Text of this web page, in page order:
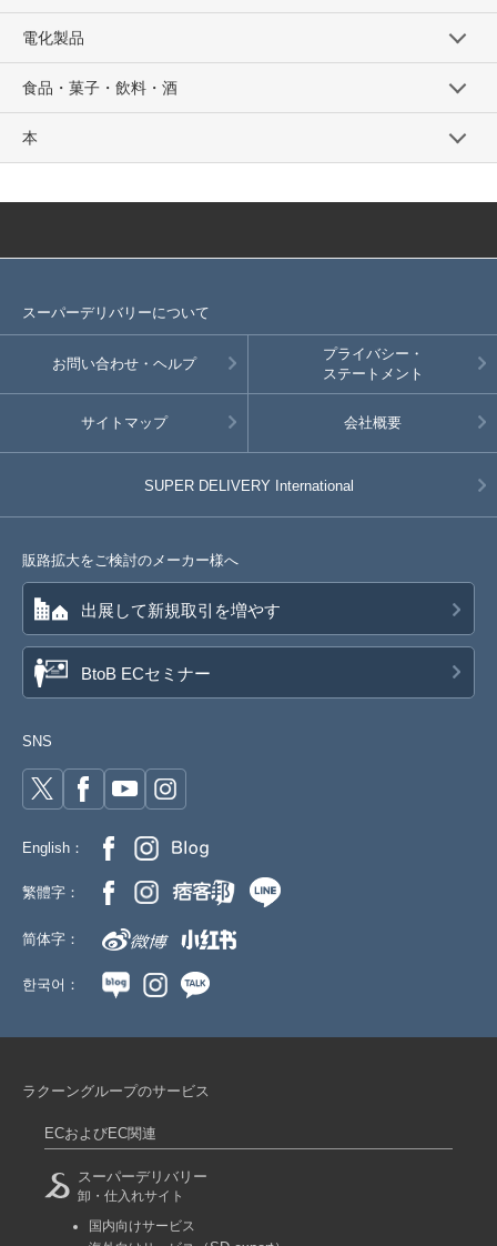
電化製品
食品・菓子・飲料・酒
本
スーパーデリバリーについて
お問い合わせ・ヘルプ
プライバシー・
ステートメント
サイトマップ 会社概要
SUPER DELIVERY International
販路拡大をご検討のメーカー様へ
出展して新規取引を増やす
BtoB ECセミナー
SNS
English：
繁體字：
简体字：
한국어：
ラクーングループのサービス
ECおよびEC関連
スーパーデリバリー
卸・仕入れサイト
国内向けサービス